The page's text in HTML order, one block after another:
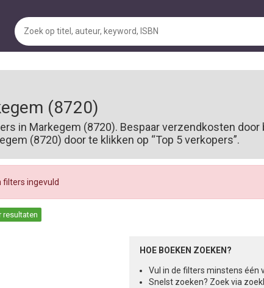
(8720)
in Markegem (8720). Bespaar verzendkosten
(8720) door te klikken op “Top 5 verkopers”.
filters ingevuld
resultaten
HOE BOEKEN ZOEKEN?
Vul in de filters minstens één
Snelst zoeken? Zoek via